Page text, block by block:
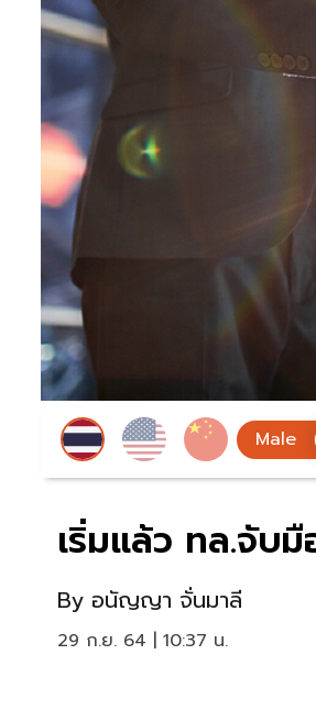
เริ่มแล้ว ทล.จับ
By อนัญญา จั่นมาลี
29 ก.ย. 64 | 10:37 น.